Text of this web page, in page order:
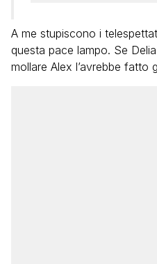
A me stupiscono i
questa pace lampo. Se
mollare Alex l’avrebbe fatto